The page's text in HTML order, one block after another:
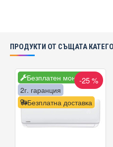
ПРОДУКТИ ОТ СЪЩАТА
Безплатен монтаж
Безплатна доставка
2г. гаранция
-25 %